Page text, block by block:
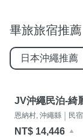
畢旅旅宿推薦
日本沖繩推薦
JV沖繩民泊-綺
恩納村, 沖繩縣 民宿
NT$ 14,446